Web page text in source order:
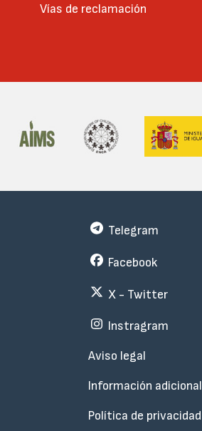
Vías de reclamación
Subfooter
Telegram
Facebook
X - Twitter
Instragram
Aviso legal
Información adicional
Política de privacidad